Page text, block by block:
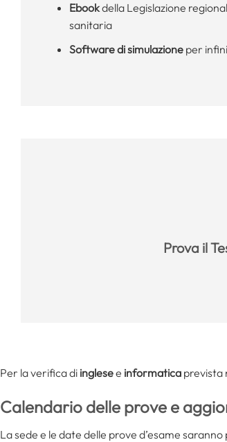
Ebookdella Legislazione
sanitaria
Software di simulazioneper
Prova il
Per la verifica di inglesee informatica prevista
Calendario delle prove e
La sede e le date delle prove d’esame